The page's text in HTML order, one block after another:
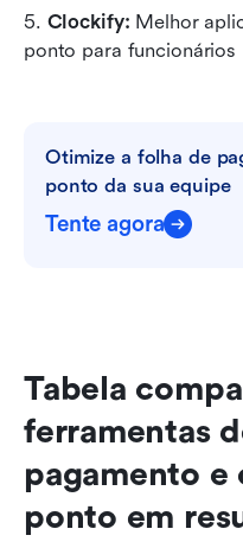
5. Clockify: Melhor
ponto para funcionários
Otimize a folha de
ponto da sua equipe
Tente agora
Tabela
ferramentas
pagamento
ponto em